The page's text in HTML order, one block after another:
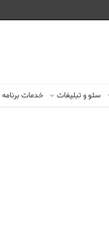
سئو و تبلیغات خدمات